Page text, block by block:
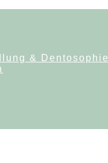
& Dentosophie